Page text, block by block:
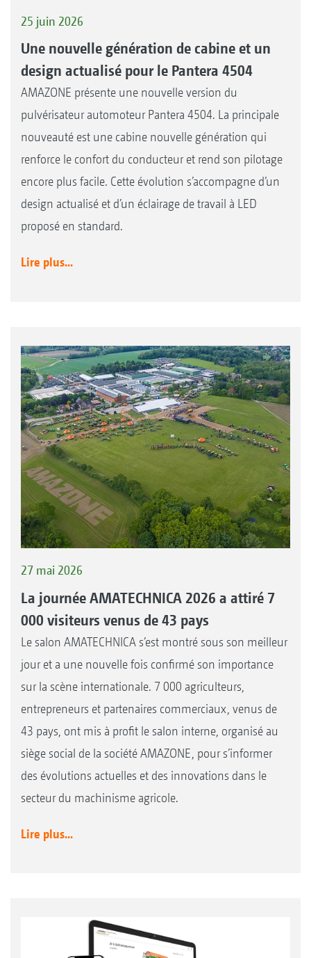
25 juin 2026
Une nouvelle génération de cabine et un
design actualisé pour le Pantera 4504
AMAZONE présente une nouvelle version du
pulvérisateur automoteur Pantera 4504. La principale
nouveauté est une cabine nouvelle génération qui
renforce le confort du conducteur et rend son pilotage
encore plus facile. Cette évolution s’accompagne d’un
design actualisé et d’un éclairage de travail à LED
proposé en standard.
Lire plus...
27 mai 2026
La journée AMATECHNICA 2026 a attiré 7
000 visiteurs venus de 43 pays
Le salon AMATECHNICA s’est montré sous son meilleur
jour et a une nouvelle fois confirmé son importance
sur la scène internationale. 7 000 agriculteurs,
entrepreneurs et partenaires commerciaux, venus de
43 pays, ont mis à profit le salon interne, organisé au
siège social de la société AMAZONE, pour s’informer
des évolutions actuelles et des innovations dans le
secteur du machinisme agricole.
Lire plus...